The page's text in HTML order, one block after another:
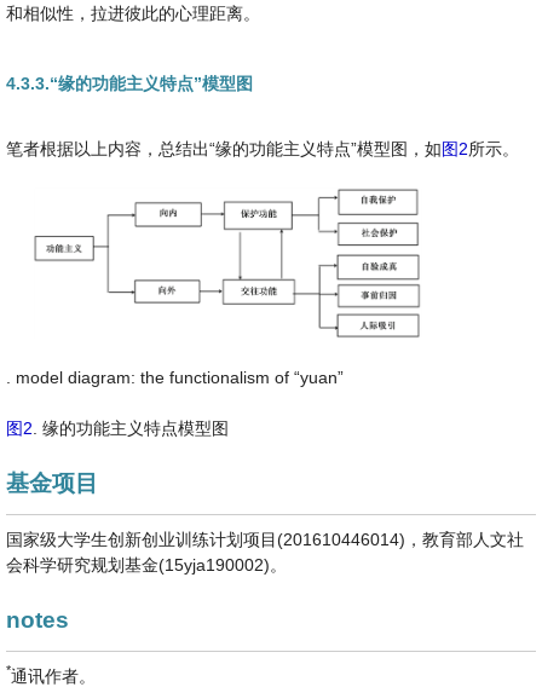
和相似性，拉进彼此的心理距离。
4.3.3.“缘的功能主义特点”模型图
笔者根据以上内容，总结出“缘的功能主义特点”模型图，如图2所示。
. model diagram: the functionalism of “yuan”
图2 . 缘的功能主义特点模型图
基金项目
国家级大学生创新创业训练计划项目(201610446014)，教育部人文社
会科学研究规划基金(15yja190002)。
notes
*通讯作者。